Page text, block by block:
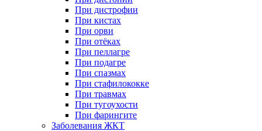
При дистрофии
При кистах
При орви
При отёках
При пеллагре
При подагре
При спазмах
При стафилококке
При травмах
При тугоухости
При фарингите
Заболевания ЖКТ